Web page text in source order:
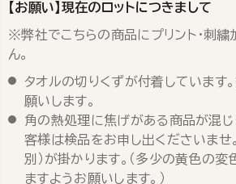
【お願い】現在のロットにつきまして
※弊社でこちらの商品にプリント・刺繍
ん。
タオルの切りくずが付着しています
願いします。
角の熱処理に焦げがある商品が混じ
客様は検品をお申し出くださいませ
別）が掛かります。（多少の黄色の
ますようお願いします。）